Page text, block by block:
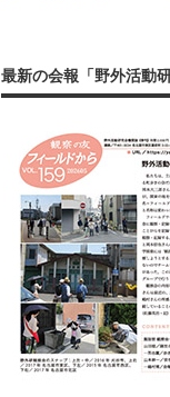
最新の会報「野外活動